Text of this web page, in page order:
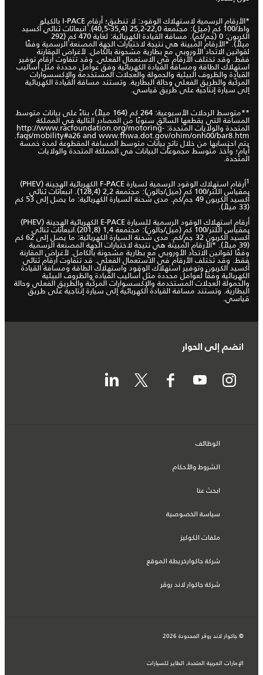
*الأرقام الرسمية لاستهلاك الوقود: لا تنطبق؛ أرقام I-PACE بالكيلو
واط/100 كم (ميل): مجتمعة 22,0-25,2 (35,4-40,5). انبعاثات ثنائي أكسيد
الكربون: 0 (جم/كم). مسافة القيادة الكهربائية: لغاية 470 كم (292
ميلاً). *الأرقام المبينة هي نتيجة لاختبارات الجهة المصنعة الرسمية وفقًا
لقوانين الاتحاد الأوروبي مع بطارية مشحونة بالكامل. لأغراض المقارنة
فقط. وقد تختلف الأرقام في الاستعمال الفعلي. وقد تتفاوت أرقام توفير
استهلاك الطاقة ومسافة القيادة الكهربائية وفق عوامل محددة مثل أساليب
القيادة والظروف البيئية والحمولة والعجلات المستخدمة والإكسسوارات
المركّبة والطريق الفعلي وحالة البطارية. وتستند مسافة القيادة الكهربائية
إلى سيارة إنتاجية على طريق قياسي.
**متوسط الرحلات الأسبوعية: 264 كم (164 ميلاً)، بناءً على بيانات متوسط
المسافة التي يقطعها السائق سنويًا من المصادر التالية في المملكة
المتحدة والولايات المتحدة: http://www.racfoundation.org/motoring-
faqs/mobility#a26 and www.fhwa.dot.gov/ohim/onh00/bar8.htm.
يتم احتسابها من خلال ناتج بيانات متوسط المسافة المقطوعة لمدة خمسة
أيام؛ وأخذ متوسط مجموعات البيانات في المملكة المتحدة والولايات
المتحدة.
1 أرقام استهلاك الوقود الرسمية لسيارة F-PACE الكهربائية الهجينة (PHEV)
بمقياس اللتر/100 كم (ميل/جالون): مجتمعة 2,2 (128,4). انبعاثات ثنائي
أكسيد الكربون 49 جم/كم. مدى شحنة السيارة الكهربائية: ما يصل إلى 53 كم
(33 ميلاً).
أرقام استهلاك الوقود الرسمية للسيارة E-PACE الكهربائية الهجينة (PHEV)
بمقياس اللتر/100 كم (ميل/جالون): مجتمعة 1,4 (201,8).انبعاثات ثنائي
أكسيد الكربون 32 جم/كم. مدى شحنة السيارة الكهربائية: ما يصل إلى 62 كم
(39 ميلاً). *الأرقام المبينة هي نتيجة لاختبارات الجهة المصنعة الرسمية
وفقًا لقوانين الاتحاد الأوروبي مع بطارية مشحونة بالكامل. لأغراض المقارنة
فقط. وقد تختلف الأرقام في الاستعمال الفعلي. قد تتفاوت أرقام ثنائي
أكسيد الكربون وتوفير استهلاك الوقود واستهلاك الطاقة ومسافة القيادة
الكهربائية وفقاً لعوامل محددة مثل أساليب القيادة والظروف البيئية
والحمولة العجلات المستخدمة والإكسسوارات المركّبة والطريق الفعلي وحالة
البطارية. وتستند مسافة القيادة الكهربائية إلى سيارة إنتاجية على طريق
قياسي.
انضم إلى الحوار
الوظائف
الشروط والأحكام
ابحث عنا
سياسة الخصوصية
ملفات الكوكيز
شركة جاكوارخريطة الموقع
شركة جاكوار لاند روڤر
© جاكوار لاند روڨر المحدودة 2026
الإمارات العربية المتحدة, الطاير للسيارات